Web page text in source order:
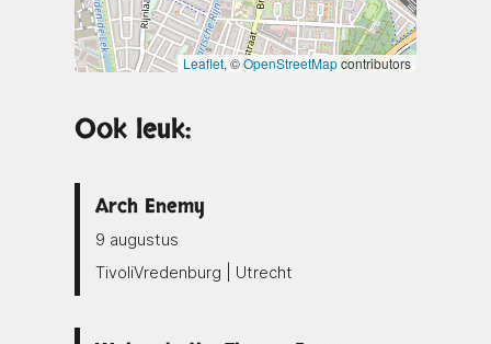
Leaflet, ©OpenStreetMapcontributors
Ook leuk:
Arch Enemy
9 augustus
TivoliVredenburg | Utrecht